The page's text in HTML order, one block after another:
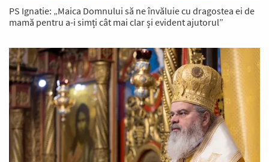
PS Ignatie: „Maica Domnului să ne învăluie cu dragostea ei de
mamă pentru a-i simți cât mai clar și evident ajutorul”